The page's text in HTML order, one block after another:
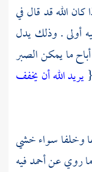
الله قد قال في
أولى . وذلك يدل
ما يمكن الصبر
يريد الله أن يخفف
وخلفا سواء خشي
روي عنأحمدفيه